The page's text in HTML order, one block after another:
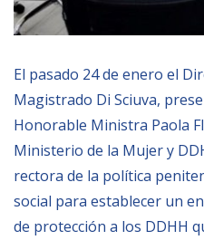
EL PAcCTO
COPOLAD III
AL-INVEST Verde
Fotos
El pasado 24 de enero el
Magistrado Di Sciuva,
Honorable Ministra Paola
Ministerio de la Mujer y
rectora de la política
social para establecer un
de protección a los DDHH